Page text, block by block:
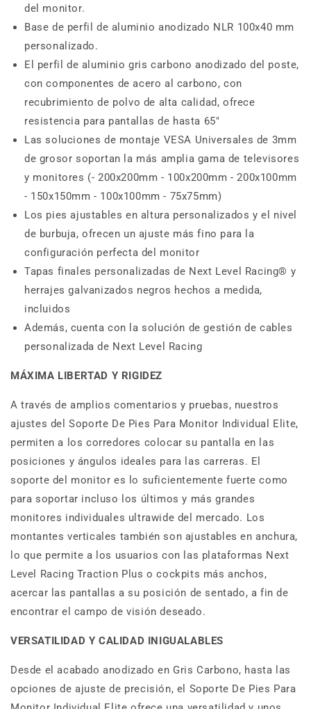
del monitor.
Base de perfil de aluminio anodizado NLR 100x40 mm
personalizado.
El perfil de aluminio gris carbono anodizado del poste,
con componentes de acero al carbono, con
recubrimiento de polvo de alta calidad, ofrece
resistencia para pantallas de hasta 65"
Las soluciones de montaje VESA Universales de 3mm
de grosor soportan la más amplia gama de televisores
y monitores (- 200x200mm - 100x200mm - 200x100mm
- 150x150mm - 100x100mm - 75x75mm)
Los pies ajustables en altura personalizados y el nivel
de burbuja, ofrecen un ajuste más fino para la
configuración perfecta del monitor
Tapas finales personalizadas de Next Level Racing® y
herrajes galvanizados negros hechos a medida,
incluidos
Además, cuenta con la solución de gestión de cables
personalizada de Next Level Racing
MÁXIMA LIBERTAD Y RIGIDEZ
A través de amplios comentarios y pruebas, nuestros
ajustes del Soporte De Pies Para Monitor Individual Elite,
permiten a los corredores colocar su pantalla en las
posiciones y ángulos ideales para las carreras. El
soporte del monitor es lo suficientemente fuerte como
para soportar incluso los últimos y más grandes
monitores individuales ultrawide del mercado. Los
montantes verticales también son ajustables en anchura,
lo que permite a los usuarios con las plataformas Next
Level Racing Traction Plus o cockpits más anchos,
acercar las pantallas a su posición de sentado, a fin de
encontrar el campo de visión deseado.
VERSATILIDAD Y CALIDAD INIGUALABLES
Desde el acabado anodizado en Gris Carbono, hasta las
opciones de ajuste de precisión, el Soporte De Pies Para